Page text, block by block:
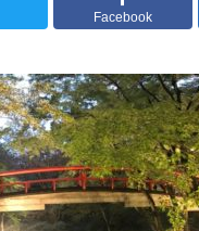
Facebook